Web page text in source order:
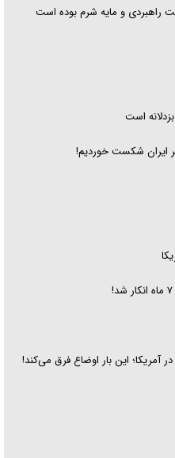
راهبردی و مایه شرم بوده است
است
ایران شکست خوردیم!
آمریکا؛ این بار اوضاع فرق می‌کند!